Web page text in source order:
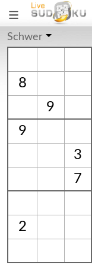
Schwer
8
9
9
3
7
2